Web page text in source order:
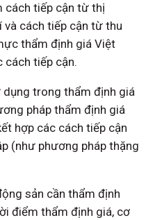
cách tiếp cận từ thị
cách tiếp cận từ thu
thẩm định giá Việt
cách tiếp cận.
trong thẩm định giá
pháp thẩm định giá
hợp các cách tiếp cận
(như phương pháp thặng
sản cần thẩm định
điểm thẩm định giá, cơ